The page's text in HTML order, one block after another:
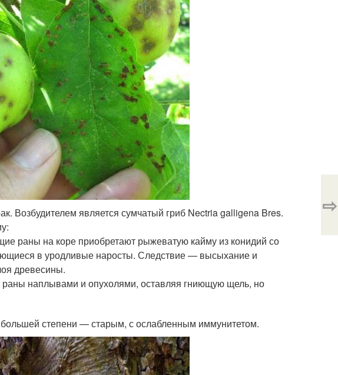
Возбудителем является сумчатый гриб Nectria galligena Bres.
раны на коре приобретают рыжеватую кайму из конидий со
в уродливые наросты. Следствие — высыхание и
древесины.
наплывами и опухолями, оставляя гниющую щель, но
степени — старым, с ослабленным иммунитетом.
⇨